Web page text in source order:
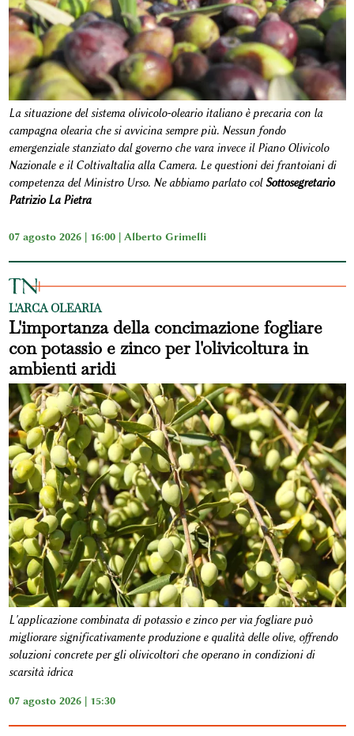
La situazione del sistema olivicolo-oleario italiano è precaria con la
campagna olearia che si avvicina sempre più. Nessun fondo
emergenziale stanziato dal governo che vara invece il Piano Olivicolo
Nazionale e il ColtivaItalia alla Camera. Le questioni dei frantoiani di
competenza del Ministro Urso. Ne abbiamo parlato colSottosegretario
Patrizio La Pietra
07 agosto 2026 | 16:00 | Alberto Grimelli
L'ARCA OLEARIA
L'importanza della concimazione fogliare
con potassio e zinco per l'olivicoltura in
ambienti aridi
L'applicazione combinata di potassio e zinco per via fogliare può
migliorare significativamente produzione e qualità delle olive, offrendo
soluzioni concrete per gli olivicoltori che operano in condizioni di
scarsità idrica
07 agosto 2026 | 15:30